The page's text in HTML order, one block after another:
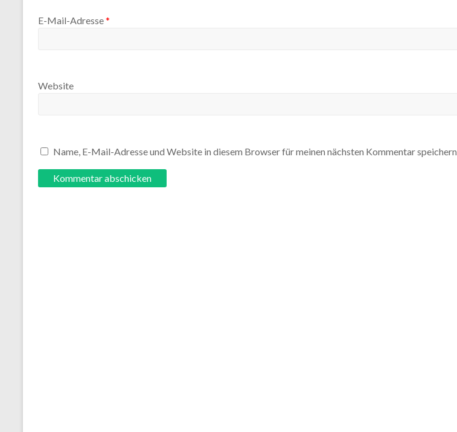
E-Mail-Adresse*
Website
Name, E-Mail-Adresse und Website in diesem Browser für meinen nächsten Kommentar speichern.